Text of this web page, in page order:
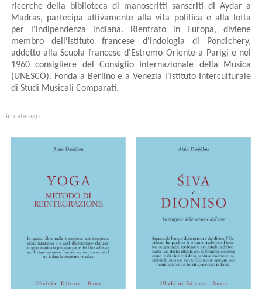
ricerche della biblioteca di manoscritti sanscriti di Aydar a
Madras, partecipa attivamente alla vita politica e alla lotta
per l'indipendenza indiana. Rientrato in Europa, diviene
membro dell'istituto francese d'indologia di Pondichery,
addetto alla Scuola francese d'Estremo Oriente a Parigi e nel
1960 consigliere del Consiglio Internazionale della Musica
(UNESCO). Fonda a Berlino e a Venezia l'Istituto Interculturale
di Studi Musicali Comparati.
in catalogo